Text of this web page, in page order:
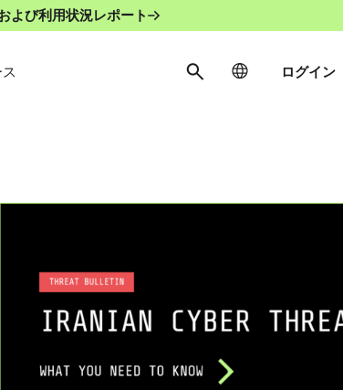
よび利用状況レポート
ログイン